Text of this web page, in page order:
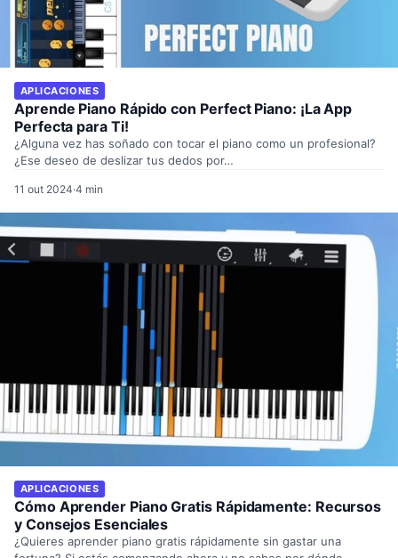
APLICACIONES
Aprende Piano Rápido con Perfect Piano: ¡La App
Perfecta para Ti!
¿Alguna vez has soñado con tocar el piano como un profesional?
¿Ese deseo de deslizar tus dedos por…
11 out 2024·4 min
APLICACIONES
Cómo Aprender Piano Gratis Rápidamente: Recursos
y Consejos Esenciales
¿Quieres aprender piano gratis rápidamente sin gastar una